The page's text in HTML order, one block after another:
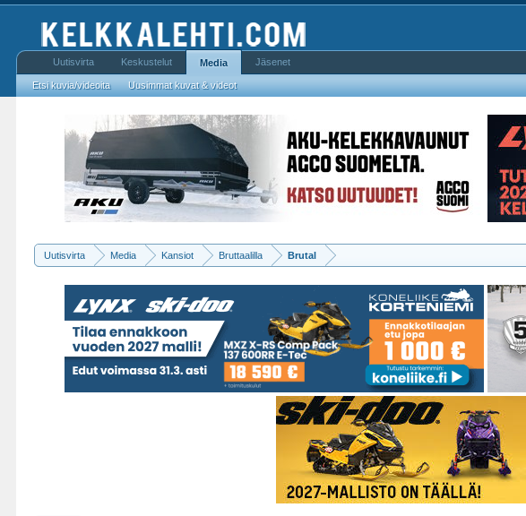
Uutisvirta Media Kansiot Bruttaalilla Brutal
Uutisvirta Keskustelut Media
Etsi kuvia/videoita Uusimmat kuvat & videot
Jäsenet